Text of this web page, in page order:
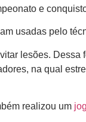
e
usadas pelo
lesões. Dessa
na qual
realizou um